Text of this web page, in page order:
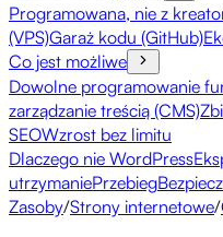
Programowana, nie z
(VPS)Garaż kodu (GitHub)
Co jest możliwe
Dowolne programowanie
zarządzanie treścią (CMS)
SEOWzrost bez limitu
Dlaczego nie WordPress
utrzymaniePrzebieg
Zasoby/Strony internetowe/